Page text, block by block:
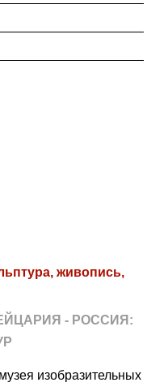
живопись,
- РОССИЯ:
изобразительных